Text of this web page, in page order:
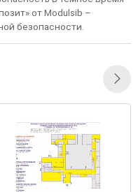
от Modulsib –
безопасности.